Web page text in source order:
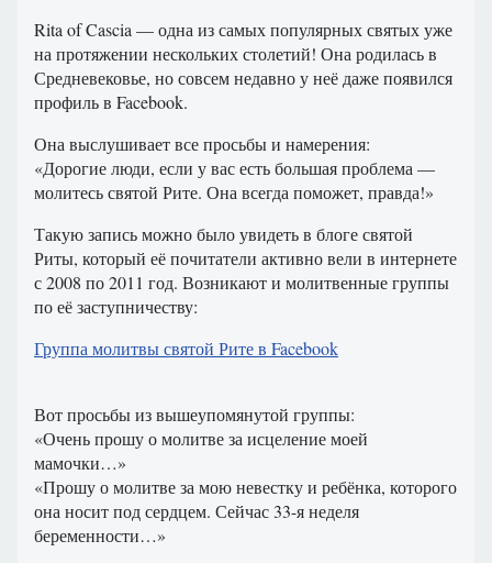
Rita of Cascia — одна из самых популярных святых уже
на протяжении нескольких столетий! Она родилась в
Средневековье, но совсем недавно у неё даже появился
профиль в Facebook.
Она выслушивает все просьбы и намерения:
«Дорогие люди, если у вас есть большая проблема —
молитесь святой Рите. Она всегда поможет, правда!»
Такую запись можно было увидеть в блоге святой
Риты, который её почитатели активно вели в интернете
с 2008 по 2011 год. Возникают и молитвенные группы
по её заступничеству:
Группа молитвы святой Рите в Facebook
Вот просьбы из вышеупомянутой группы:
«Очень прошу о молитве за исцеление моей
мамочки…»
«Прошу о молитве за мою невестку и ребёнка, которого
она носит под сердцем. Сейчас 33-я неделя
беременности…»